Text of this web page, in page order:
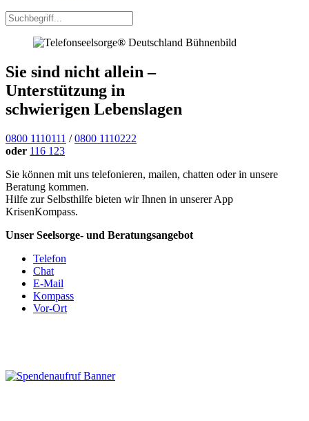
Sie sind nicht allein –
Unterstützung in
schwierigen Lebenslagen
0800 1110111 /0800 1110222
oder 116 123
Sie können mit uns telefonieren, mailen, chatten oder in unsere
Beratung kommen.
Hilfe zur Selbsthilfe bieten wir Ihnen in unserer App
KrisenKompass.
Unser Seelsorge- und Beratungsangebot
Telefon
Chat
E-Mail
Kompass
Vor-Ort